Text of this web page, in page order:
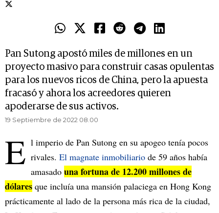
Pan Sutong apostó miles de millones en un
proyecto masivo para construir casas opulentas
para los nuevos ricos de China, pero la apuesta
fracasó y ahora los acreedores quieren
apoderarse de sus activos.
19 Septiembre de 2022 08.00
E l imperio de Pan Sutong en su apogeo tenía pocos
rivales. El magnate inmobiliario de 59 años había
amasado una fortuna de 12.200 millones de
dólares que incluía una mansión palaciega en Hong Kong
prácticamente al lado de la persona más rica de la ciudad,